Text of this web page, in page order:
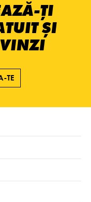
ȚI
ȘI
VINZI
TE